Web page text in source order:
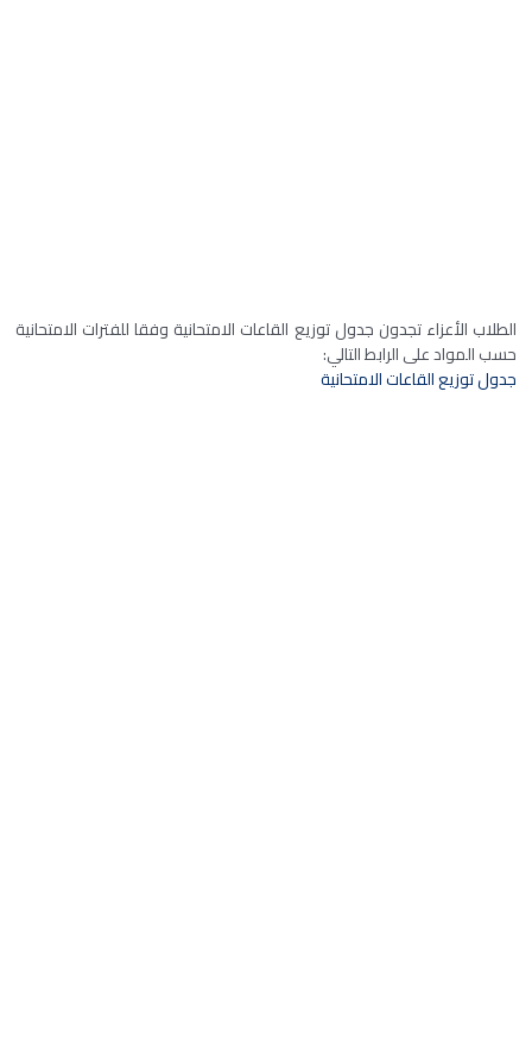
الطلاب الأعزاء تجدون جدول توزيع القاعات الامتحانية وفقا للفترات الامتحانية
حسب المواد على الرابط التالي:
جدول توزيع القاعات الامتحانية